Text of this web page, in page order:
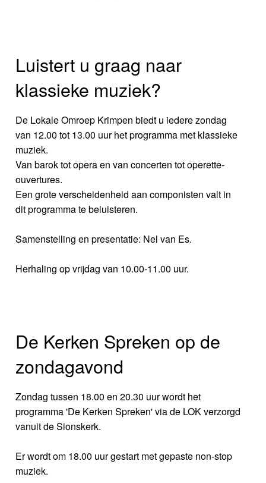
Luistert u graag naar
klassieke muziek?
De Lokale Omroep Krimpen biedt u iedere zondag
van 12.00 tot 13.00 uur het programma met klassieke
muziek.
Van barok tot opera en van concerten tot operette-
ouvertures.
Een grote verscheidenheid aan componisten valt in
dit programma te beluisteren.
Samenstelling en presentatie: Nel van Es.
Herhaling op vrijdag van 10.00-11.00 uur.
De Kerken Spreken op de
zondagavond
Zondag tussen 18.00 en 20.30 uur wordt het
programma 'De Kerken Spreken' via de LOK verzorgd
vanuit de Sionskerk.
Er wordt om 18.00 uur gestart met gepaste non-stop
muziek.